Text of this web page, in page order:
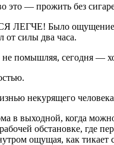
это — прожить без
Было ощущение,
от силы два часа.
помышляя, сегодня —
некурящего
выходной, когда
обстановке, где
ощущая, как